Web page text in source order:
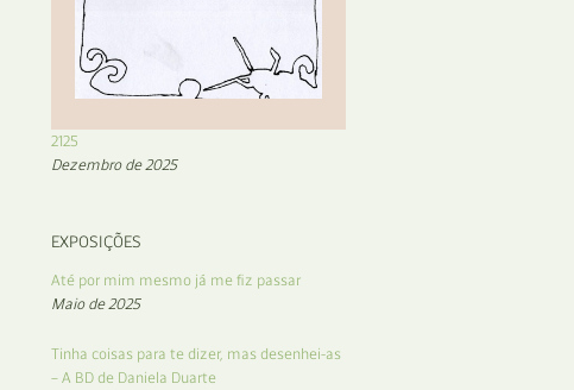
2125
Dezembro de 2025
EXPOSIÇÕES
Até por mim mesmo já me fiz passar
Maio de 2025
Tinha coisas para te dizer, mas desenhei-as
– A BD de Daniela Duarte